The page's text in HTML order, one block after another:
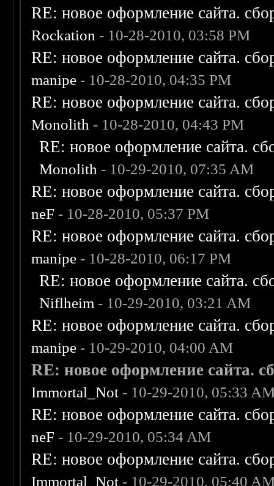
RE: новое оформление сайта.
Rockation - 10-28-2010, 03:58 PM
RE: новое оформление сайта.
manipe - 10-28-2010, 04:35 PM
RE: новое оформление сайта.
Monolith - 10-28-2010, 04:43 PM
RE: новое оформление сайта.
Monolith - 10-29-2010, 07:35 AM
RE: новое оформление сайта.
neF - 10-28-2010, 05:37 PM
RE: новое оформление сайта.
manipe - 10-28-2010, 06:17 PM
RE: новое оформление сайта.
Niflheim - 10-29-2010, 03:21 AM
RE: новое оформление сайта.
manipe - 10-29-2010, 04:00 AM
RE: новое оформление сайта.
Immortal_Not - 10-29-2010, 05:33
RE: новое оформление сайта.
neF - 10-29-2010, 05:34 AM
RE: новое оформление сайта.
Immortal_Not - 10-29-2010, 05:40